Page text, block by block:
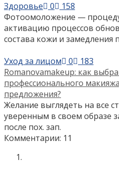
Здоровье
0
158
Фотоомоложение —
активацию процессов
состава кожи и замедления
Уход за лицом
0
183
Romanovamakeup: как
профессионального
предложения?
Желание выглядеть на все
уверенным в своем образе
после пох. зап.
Комментарии: 11